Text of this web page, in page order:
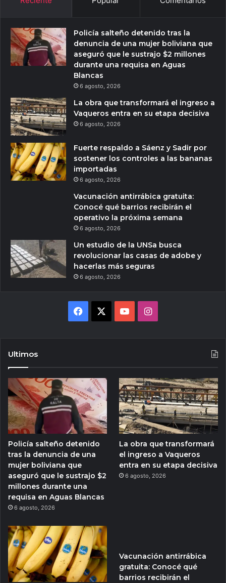
Policía salteño detenido tras la
denuncia de una mujer boliviana que
aseguró que le sustrajo $2 millones
durante una requisa en Aguas
Blancas
6 agosto, 2026
La obra que transformará el ingreso a
Vaqueros entra en su etapa decisiva
6 agosto, 2026
Fuerte respaldo a Sáenz y Sadir por
sostener los controles a las bananas
importadas
6 agosto, 2026
Vacunación antirrábica gratuita:
Conocé qué barrios recibirán el
operativo la próxima semana
6 agosto, 2026
Un estudio de la UNSa busca
revolucionar las casas de adobe y
hacerlas más seguras
6 agosto, 2026
Facebook YouTubeInstagram
Ultimos
Policía salteño detenido
tras la denuncia de una
mujer boliviana que
aseguró que le sustrajo $2
millones durante una
requisa en Aguas Blancas
6 agosto, 2026
La obra que transformará
el ingreso a Vaqueros
entra en su etapa decisiva
6 agosto, 2026
Vacunación antirrábica
gratuita: Conocé qué
barrios recibirán el